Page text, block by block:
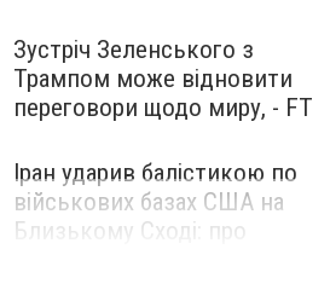
Зустріч Зеленського з
Трампом може відновити
переговори щодо миру, - FT
Іран ударив балістикою по
військових базах США на
Близькому Сході: про